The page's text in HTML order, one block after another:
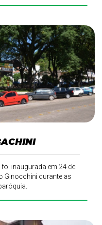
inaugurada em 24 de
Ginocchini durante as